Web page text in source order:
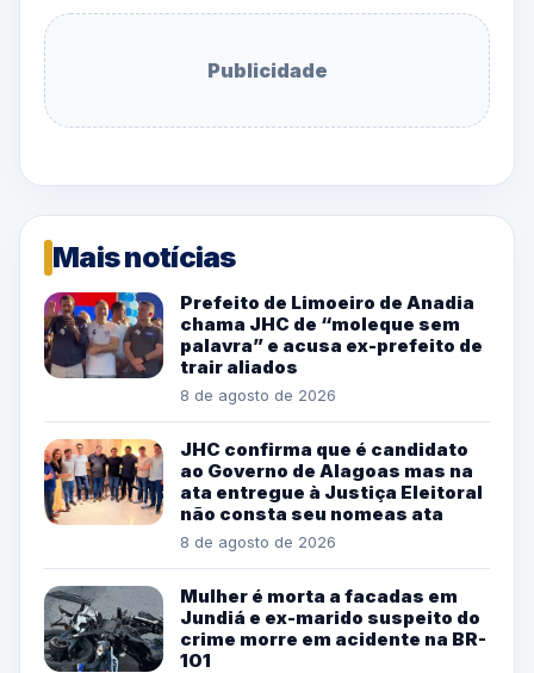
Publicidade
Mais notícias
Prefeito de Limoeiro de Anadia
chama JHC de “moleque sem
palavra” e acusa ex-prefeito de
trair aliados
8 de agosto de 2026
JHC confirma que é candidato
ao Governo de Alagoas mas na
ata entregue à Justiça Eleitoral
não consta seu nomeas ata
8 de agosto de 2026
Mulher é morta a facadas em
Jundiá e ex-marido suspeito do
crime morre em acidente na BR-
101